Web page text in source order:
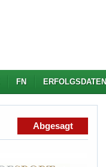
FN ERFOLGSDATEN
Abgesagt